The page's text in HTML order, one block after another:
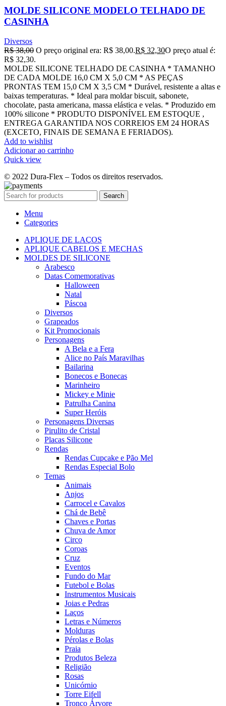
MOLDE SILICONE MODELO TELHADO DE
CASINHA
Diversos
R$38,00 O preço original era: R$ 38,00.R$ 32,30O preço atual é:
R$ 32,30.
MOLDE SILICONE TELHADO DE CASINHA * TAMANHO
DE CADA MOLDE 16,0 CM X 5,0 CM * AS PEÇAS
PRONTAS TEM 15,0 CM X 3,5 CM * Durável, resistente a altas e
baixas temperaturas. * Ideal para moldar biscuit, sabonete,
chocolate, pasta americana, massa elástica e velas. * Produzido em
100% silicone * PRODUTO DISPONÍVEL EM ESTOQUE ,
ENTREGA GARANTIDA NOS CORREIOS EM 24 HORAS
(EXCETO, FINAIS DE SEMANA E FERIADOS).
Add to wishlist
Adicionar ao carrinho
Quick view
© 2022 Dura-Flex – Todos os direitos reservados.
Search
Menu
Categories
APLIQUE DE LAÇOS
APLIQUE CABELOS E MECHAS
MOLDES DE SILICONE
Arabesco
Datas Comemorativas
Halloween
Natal
Páscoa
Diversos
Grapeados
Kit Promocionais
Personagens
A Bela e a Fera
Alice no País Maravilhas
Bailarina
Bonecos e Bonecas
Marinheiro
Mickey e Minie
Patrulha Canina
Super Heróis
Personagens Diversas
Pirulito de Cristal
Placas Silicone
Rendas
Rendas Cupcake e Pão Mel
Rendas Especial Bolo
Temas
Animais
Anjos
Carrocel e Cavalos
Chá de Bebê
Chaves e Portas
Chuva de Amor
Circo
Coroas
Cruz
Eventos
Fundo do Mar
Futebol e Bolas
Instrumentos Musicais
Joias e Pedras
Laços
Letras e Números
Molduras
Pérolas e Bolas
Praia
Produtos Beleza
Religião
Rosas
Unicórnio
Torre Eifell
Tronco Árvore